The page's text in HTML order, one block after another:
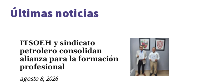
Últimas noticias
ITSOEH y sindicato
petrolero consolidan
alianza para la formación
profesional
agosto 8, 2026